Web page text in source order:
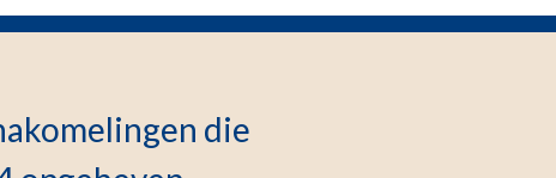
die